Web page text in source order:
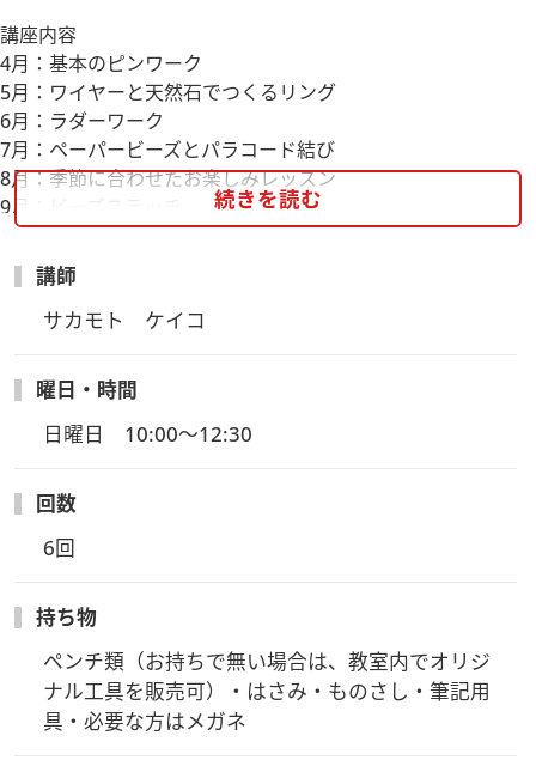
講座内容
4月：基本のピンワーク
5月：ワイヤーと天然石でつくるリング
6月：ラダーワーク
7月：ペーパービーズとパラコード結び
8月：季節に合わせたお楽しみレッスン
9月：ビーズステッチ
※材料等の都合で作品の順番や内容が若干変わることがござい
ます。
続きを読む
講師
サカモト　ケイコ
曜日・時間
日曜日　10:00～12:30
回数
6回
持ち物
ペンチ類（お持ちで無い場合は、教室内でオリジ
ナル工具を販売可）・はさみ・ものさし・筆記用
具・必要な方はメガネ